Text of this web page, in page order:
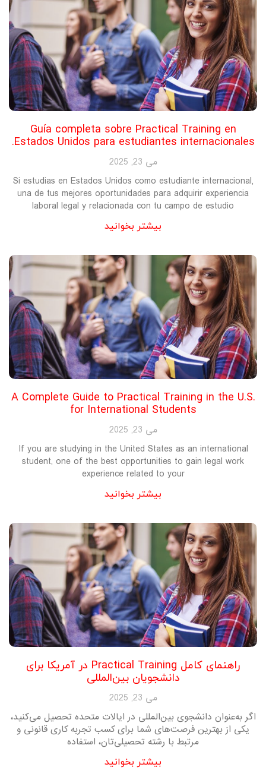
Guía completa sobre Practical Training en
Estados Unidos para estudiantes internacionales.
می 23, 2025
Si estudias en Estados Unidos como estudiante internacional,
una de tus mejores oportunidades para adquirir experiencia
laboral legal y relacionada con tu campo de estudio
بیشتر بخوانید
A Complete Guide to Practical Training in the U.S.
for International Students
می 23, 2025
If you are studying in the United States as an international
student, one of the best opportunities to gain legal work
experience related to your
بیشتر بخوانید
راهنمای کامل Practical Training در آمریکا برای
دانشجویان بین‌المللی
می 23, 2025
اگر به‌عنوان دانشجوی بین‌المللی در ایالات متحده تحصیل می‌کنید،
یکی از بهترین فرصت‌های شما برای کسب تجربه کاری قانونی و
مرتبط با رشته تحصیلی‌تان، استفاده
بیشتر بخوانید